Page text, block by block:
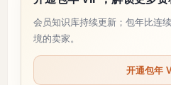
会员知识库持续更新；包年比连
境的卖家。
开通包年